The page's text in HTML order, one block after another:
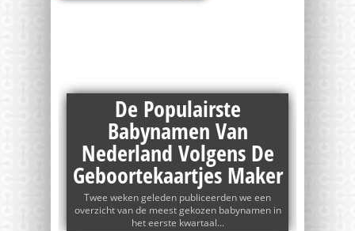
De Populairste
Babynamen Van
Nederland Volgens De
Geboortekaartjes Maker
Twee weken geleden publiceerden we een
overzicht van de meest gekozen babynamen in
het eerste kwartaal...